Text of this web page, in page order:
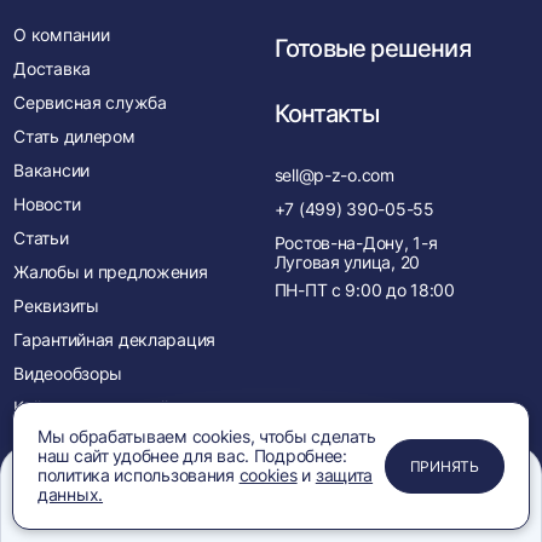
ПРИМЕНИТЬ
ЗАКРЫТЬ
ЗАКРЫТЬ
ЗАКРЫТЬ
Мы обрабатываем cookies, чтобы сделать
наш сайт удобнее для вас. Подробнее:
политика использования cookiesи защита
данных.
ПРИНЯТЬ
О компании
Доставка
Сервисная служба
Стать дилером
Вакансии
Новости
Статьи
Жалобы и предложения
Реквизиты
Гарантийная декларация
Видеообзоры
Кейсы покупателей
Лицензии и сертификаты
Менеджеры
Акции
Готовые решения
Контакты
sell@p-z-o.com
+7 (499) 390-05-55
Ростов-на-Дону, 1-я
Луговая улица, 20
ПН-ПТ с 9:00 до 18:00